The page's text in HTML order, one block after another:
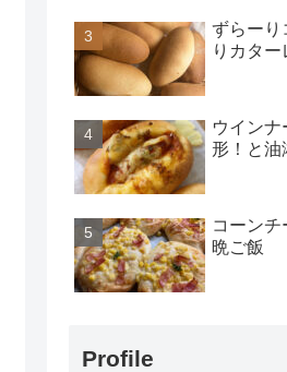
ずらーり
りカタ
ウイン
形！と油
コーン
晩ご飯
Profile